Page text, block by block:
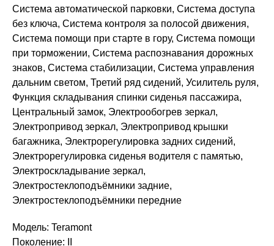
Система автоматической парковки, Система доступа
без ключа, Система контроля за полосой движения,
Система помощи при старте в гору, Система помощи
при торможении, Система распознавания дорожных
знаков, Система стабилизации, Система управления
дальним светом, Третий ряд сидений, Усилитель руля,
Функция складывания спинки сиденья пассажира,
Центральный замок, Электрообогрев зеркал,
Электропривод зеркал, Электропривод крышки
багажника, Электрорегулировка задних сидений,
Электрорегулировка сиденья водителя с памятью,
Электроскладывание зеркал,
Электростеклоподъёмники задние,
Электростеклоподъёмники передние
Модель: Teramont
Поколение: II